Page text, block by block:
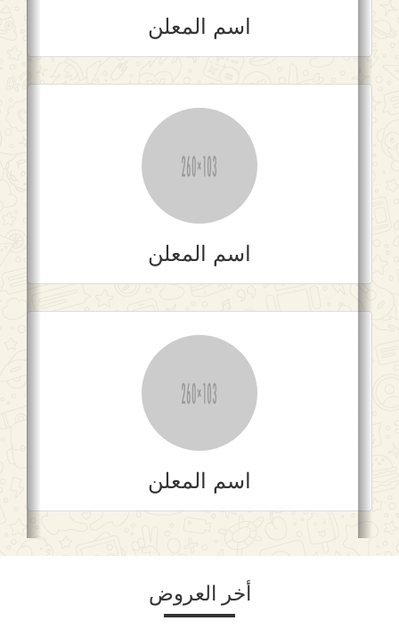
اسم المعلن
اسم المعلن
اسم المعلن
أخر العروض